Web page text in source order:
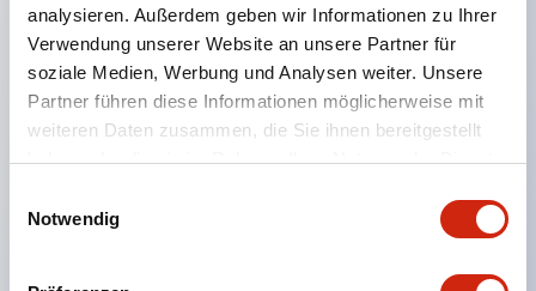
analysieren. Außerdem geben wir Informationen zu Ihrer
Verwendung unserer Website an unsere Partner für
soziale Medien, Werbung und Analysen weiter. Unsere
Partner führen diese Informationen möglicherweise mit
weiteren Daten zusammen, die Sie ihnen bereitgestellt
haben oder die sie im Rahmen Ihrer Nutzung der Dienste
Notwendig
Größe und Anordnung der Löcher frei bearbeitet
werden können
Der Typ ohne Löcher kann mit einer Klemmenleiste
im Inneren ausgestattet und als Verteilerbox
Es sind auch gelbe Abdeckungen für den Not-Aus